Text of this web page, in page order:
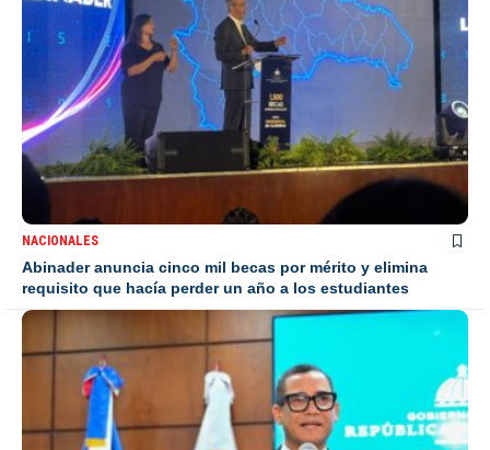
NACIONALES
Abinader anuncia cinco mil becas por mérito y elimina
requisito que hacía perder un año a los estudiantes